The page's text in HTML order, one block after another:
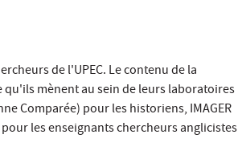
de l'UPEC. Le contenu de la
mènent au sein de leurs laboratoires
Comparée) pour les historiens, IMAGER
les enseignants chercheurs anglicistes